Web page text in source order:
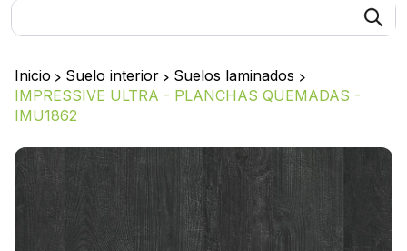
Inicio > Suelo interior > Suelos laminados >
IMPRESSIVE ULTRA - PLANCHAS QUEMADAS -
IMU1862